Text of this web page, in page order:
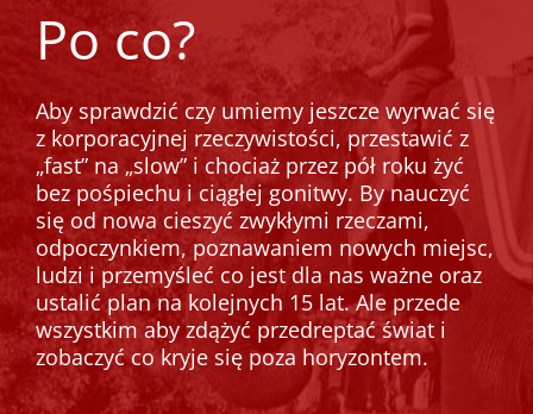
Po co?
Aby sprawdzić czy umiemy jeszcze wyrwać się
z korporacyjnej rzeczywistości, przestawić z
„fast” na „slow” i chociaż przez pół roku żyć
bez pośpiechu i ciągłej gonitwy. By nauczyć
się od nowa cieszyć zwykłymi rzeczami,
odpoczynkiem, poznawaniem nowych miejsc,
ludzi i przemyśleć co jest dla nas ważne oraz
ustalić plan na kolejnych 15 lat. Ale przede
wszystkim aby zdążyć przedreptać świat i
zobaczyć co kryje się poza horyzontem.